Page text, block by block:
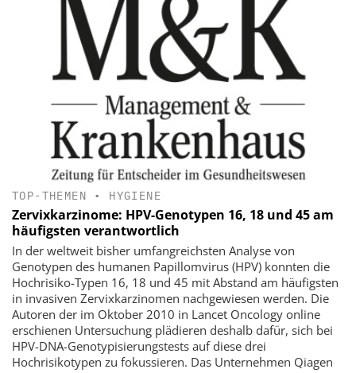
TOP-THEMEN • HYGIENE
Zervixkarzinome: HPV-Genotypen 16, 18 und 45 am
häufigsten verantwortlich
In der weltweit bisher umfangreichsten Analyse von
Genotypen des humanen Papillomvirus (HPV) konnten die
Hochrisiko-Typen 16, 18 und 45 mit Abstand am häufigsten
in invasiven Zervixkarzinomen nachgewiesen werden. Die
Autoren der im Oktober 2010 in Lancet Oncology online
erschienen Untersuchung plädieren deshalb dafür, sich bei
HPV-DNA-Genotypisierungstests auf diese drei
Hochrisikotypen zu fokussieren. Das Unternehmen Qiagen